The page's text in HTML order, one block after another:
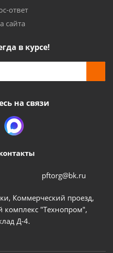
ответ
сайта
в курсе!
на связи
pftorg@bk.ru
Коммерческий проезд,
комплекс "Технопром",
Д-4.